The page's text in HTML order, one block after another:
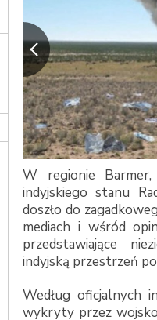
W regionie Barmer,
indyjskiego stanu
doszło do
mediach i wśród
przedstawiające
indyjską przestrzeń
Według oficjalnych
wykryty przez